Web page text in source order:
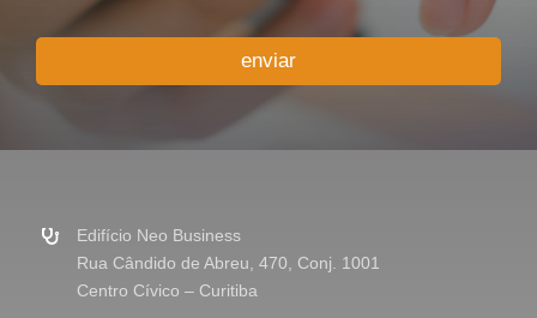
u
e
m
enviar
Edifício Neo Business
Rua Cândido de Abreu, 470, Conj. 1001
Centro Cívico – Curitiba